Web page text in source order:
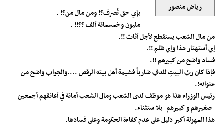
رياض منصور
بإي حق تُصرف؟! ومن مال من؟! .
مليون وخمسمائة ألف ؟؟!! .
من مال الشعب يستقطع لأجل أثاث !!.
إي أستهتار هذا وإي ظلم !!.
فساد واضح من كبيرهم !!.
فإذا كان ربُ البيتِ للدفِ ضارباً فشيمة أهل بيته الرقص ....والجواب واضح من
عنوانه!.
رئيس الوزراء هذا هو موظف لدى الشعب ومال الشعب أمانة في أعانقهم أجمعين
-صغيرهم و كبيرهم- بلا ستثناء.
هذا المهزلة أكبر دليل على عدم كفاءة الحكومة وعلى فسادها.